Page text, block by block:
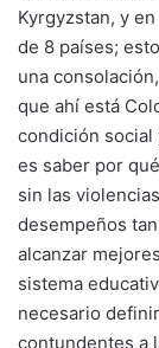
Kyrgyzstan, y
de 8 países;
una
que ahí está
condición social
es saber por
sin las
desempeños
alcanzar
sistema
necesario
contundentes a